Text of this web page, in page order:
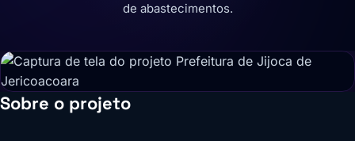
de abastecimentos.
Sobre o projeto